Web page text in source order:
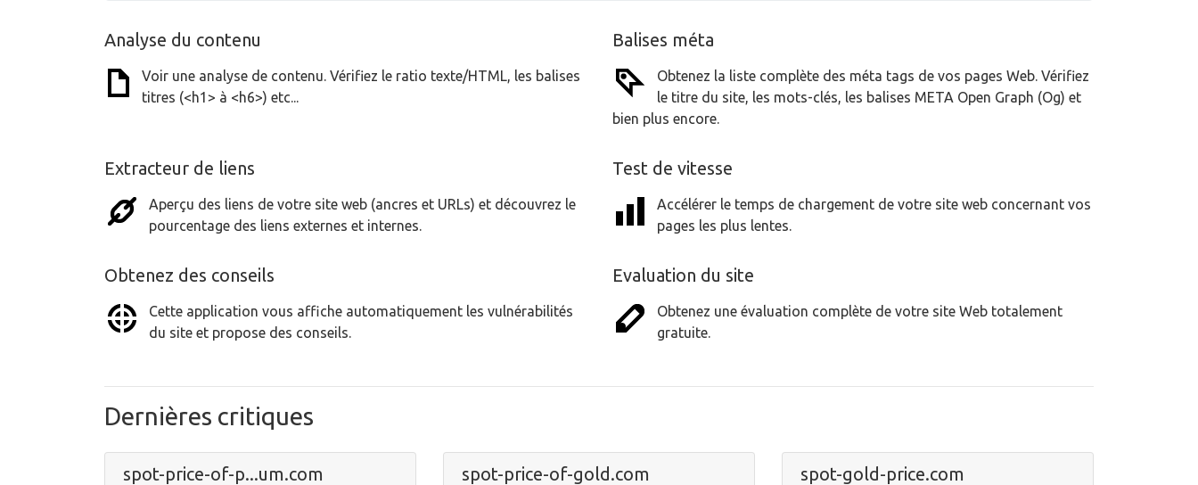
Analyse du contenu
Voir une analyse de contenu. Vérifiez le ratio texte/HTML, les balises
titres (<h1> à <h6>) etc...
Balises méta
Obtenez la liste complète des méta tags de vos pages Web. Vérifiez
le titre du site, les mots-clés, les balises META Open Graph (Og) et
bien plus encore.
Extracteur de liens
Aperçu des liens de votre site web (ancres et URLs) et découvrez le
pourcentage des liens externes et internes.
Test de vitesse
Accélérer le temps de chargement de votre site web concernant vos
pages les plus lentes.
Obtenez des conseils
Cette application vous affiche automatiquement les vulnérabilités
du site et propose des conseils.
Evaluation du site
Obtenez une évaluation complète de votre site Web totalement
gratuite.
Dernières critiques
spot-price-of-p...um.com spot-price-of-gold.com spot-gold-price.com